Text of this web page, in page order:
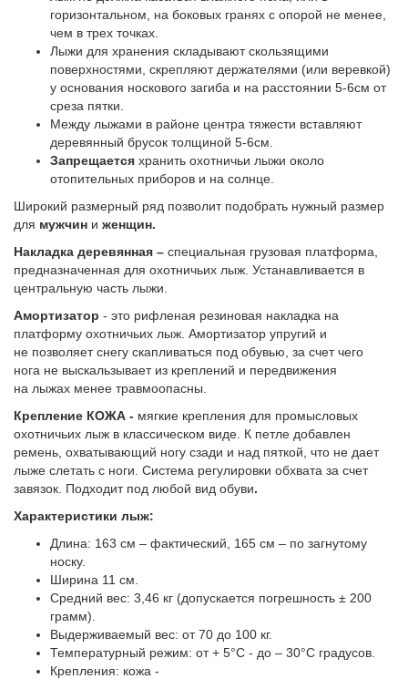
горизонтальном, на боковых гранях с опорой не менее,
чем в трех точках.
Лыжи для хранения складывают скользящими
поверхностями, скрепляют держателями (или веревкой)
у основания носкового загиба и на расстоянии 5-6см от
среза пятки.
Между лыжами в районе центра тяжести вставляют
деревянный брусок толщиной 5-6см.
Запрещается хранить охотничьи лыжи около
отопительных приборов и на солнце.
Широкий размерный ряд позволит подобрать нужный размер
для мужчин и женщин.
Накладка деревянная – специальная грузовая платформа,
предназначенная для охотничьих лыж. Устанавливается в
центральную часть лыжи.
Амортизатор - это рифленая резиновая накладка на
платформу охотничьих лыж. Амортизатор упругий и
не позволяет снегу скапливаться под обувью, за счет чего
нога не выскальзывает из креплений и передвижения
на лыжах менее травмоопасны.
Крепление КОЖА - мягкие крепления для промысловых
охотничьих лыж в классическом виде. К петле добавлен
ремень, охватывающий ногу сзади и над пяткой, что не дает
лыже слетать с ноги. Система регулировки обхвата за счет
завязок. Подходит под любой вид обуви.
Характеристики лыж:
Длина: 163 см – фактический, 165 см – по загнутому
носку.
Ширина 11 см.
Средний вес: 3,46 кг (допускается погрешность ± 200
грамм).
Выдерживаемый вес: от 70 до 100 кг.
Температурный режим: от + 5°C - до – 30°C градусов.
Крепления: кожа -